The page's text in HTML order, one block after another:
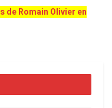
de Romain Olivier en